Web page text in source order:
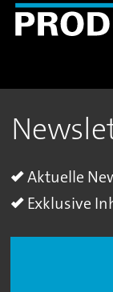
Aktuelle
Exklusive